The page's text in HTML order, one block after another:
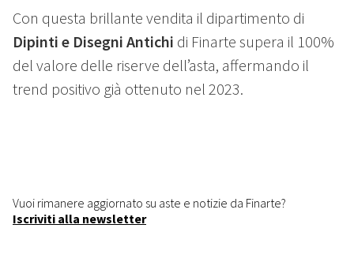
Con questa brillante vendita il dipartimento di
Dipinti e Disegni Antichi di Finarte supera il 100%
del valore delle riserve dell’asta, affermando il
trend positivo già ottenuto nel 2023.
Vuoi rimanere aggiornato su aste e notizie da Finarte?
Iscriviti alla newsletter